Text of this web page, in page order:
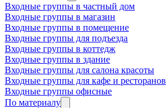
Входные группы в частный дом
Входные группы в магазин
Входные группы в помещение
Входные группы для подъезда
Входные группы в коттедж
Входные группы в здание
Входные группы для салона красоты
Входные группы для кафе и ресторанов
Входные группы офисные
По материалу